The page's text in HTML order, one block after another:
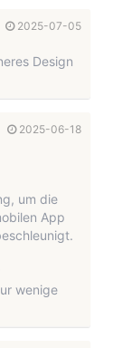
2025-07-05
Design
2025-06-18
um die
App
wenige